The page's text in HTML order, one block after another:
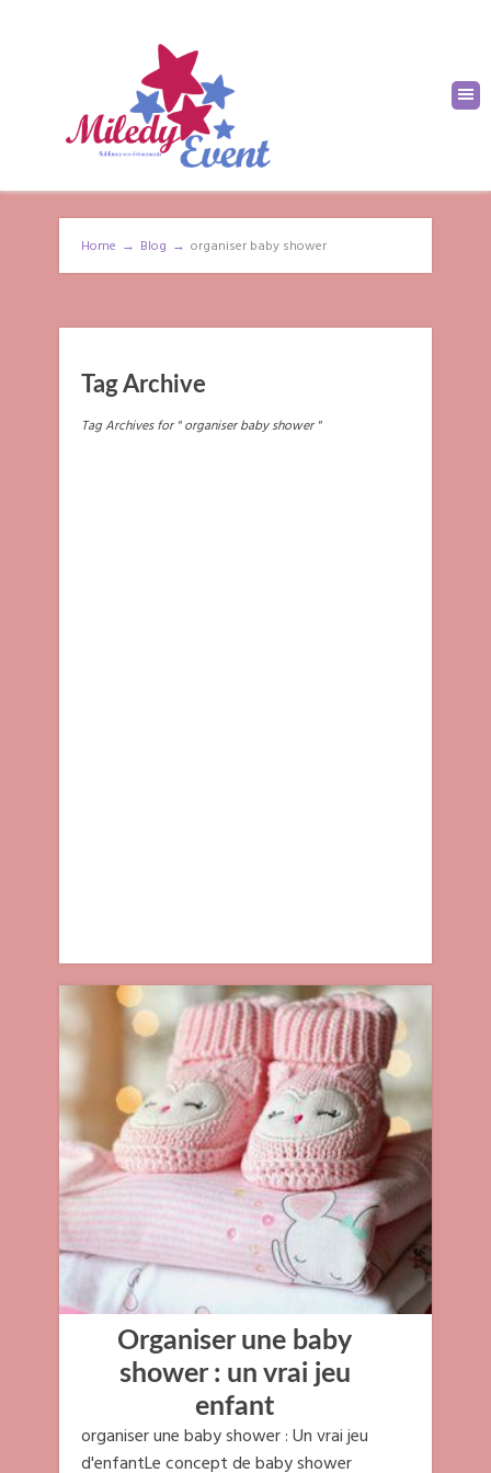
Home → Blog → organiser baby shower
Tag Archive
Tag Archives for " organiser baby shower "
Organiser une baby
shower : un vrai jeu
enfant
organiser une baby shower : Un vrai jeu
d'enfantLe concept de baby shower